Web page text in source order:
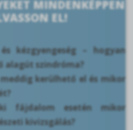
MINDENKÉPPEN
EL!
kézgyengeség – hogyan
alagút szindróma?
kerülhető el és mikor
fájdalom esetén mikor
kivizsgálás?